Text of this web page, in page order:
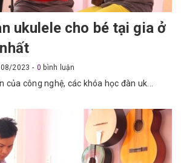
ukulele cho bé tại gia ở
2023 0 bình luận
của công nghệ, các khóa học đàn uk...